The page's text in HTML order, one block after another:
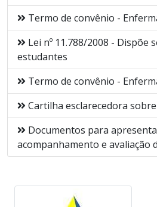
Termo de convênio -
Lei nº 11.788/2008 - Dispõe
estudantes
Termo de convênio -
Cartilha esclarecedora
Documentos para
acompanhamento e avaliação